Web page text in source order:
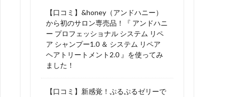
【口コミ】&honey（アンドハニー）
から初のサロン専売品！『 アンドハニ
ー プロフェッショナル システム リペ
ア シャンプー1.0 ＆ システム リペア
ヘアトリートメント2.0 』を使ってみ
ました！
【口コミ】新感覚！ぷるぷるゼリーで